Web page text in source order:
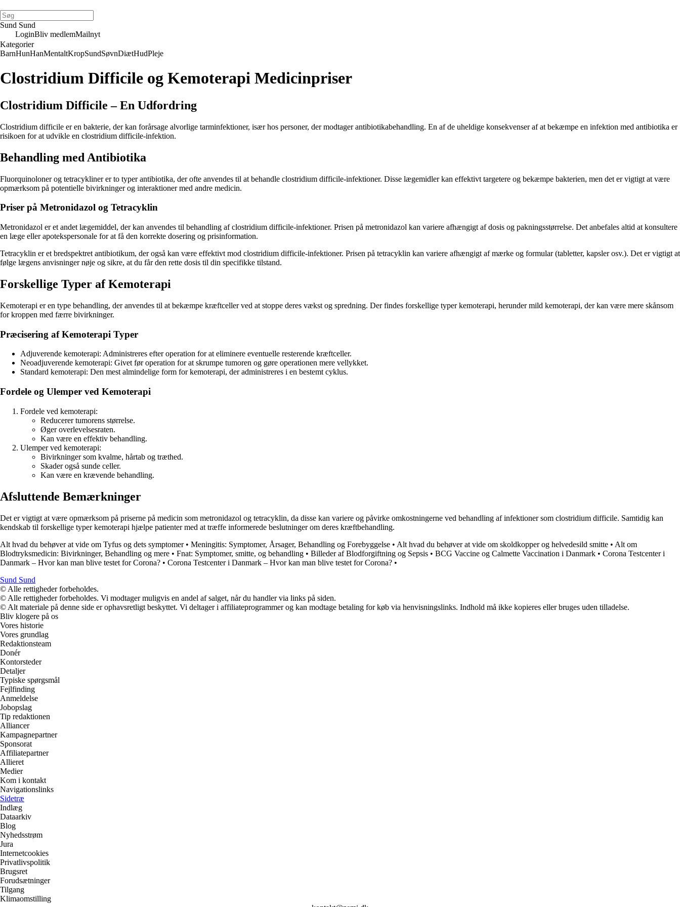
Sund Sund
LoginBliv medlemMailnyt
Kategorier
BarnHunHanMentaltKropSundSøvnDiætHudPleje
Clostridium Difficile og Kemoterapi Medicinpriser
Clostridium Difficile – En Udfordring
Clostridium difficile er en bakterie, der kan forårsage alvorlige tarminfektioner, især hos personer, der modtager antibiotikabehandling. En af de uheldige konsekvenser af at bekæmpe en infektion med antibiotika er
risikoen for at udvikle en clostridium difficile-infektion.
Behandling med Antibiotika
Fluorquinoloner og tetracykliner er to typer antibiotika, der ofte anvendes til at behandle clostridium difficile-infektioner. Disse lægemidler kan effektivt targetere og bekæmpe bakterien, men det er vigtigt at være
opmærksom på potentielle bivirkninger og interaktioner med andre medicin.
Priser på Metronidazol og Tetracyklin
Metronidazol er et andet lægemiddel, der kan anvendes til behandling af clostridium difficile-infektioner. Prisen på metronidazol kan variere afhængigt af dosis og pakningsstørrelse. Det anbefales altid at konsultere
en læge eller apotekspersonale for at få den korrekte dosering og prisinformation.
Tetracyklin er et bredspektret antibiotikum, der også kan være effektivt mod clostridium difficile-infektioner. Prisen på tetracyklin kan variere afhængigt af mærke og formular (tabletter, kapsler osv.). Det er vigtigt at
følge lægens anvisninger nøje og sikre, at du får den rette dosis til din specifikke tilstand.
Forskellige Typer af Kemoterapi
Kemoterapi er en type behandling, der anvendes til at bekæmpe kræftceller ved at stoppe deres vækst og spredning. Der findes forskellige typer kemoterapi, herunder mild kemoterapi, der kan være mere skånsom
for kroppen med færre bivirkninger.
Præcisering af Kemoterapi Typer
Adjuverende kemoterapi: Administreres efter operation for at eliminere eventuelle resterende kræftceller.
Neoadjuverende kemoterapi: Givet før operation for at skrumpe tumoren og gøre operationen mere vellykket.
Standard kemoterapi: Den mest almindelige form for kemoterapi, der administreres i en bestemt cyklus.
Fordele og Ulemper ved Kemoterapi
Fordele ved kemoterapi:
Reducerer tumorens størrelse.
Øger overlevelsesraten.
Kan være en effektiv behandling.
Ulemper ved kemoterapi:
Bivirkninger som kvalme, hårtab og træthed.
Skader også sunde celler.
Kan være en krævende behandling.
Afsluttende Bemærkninger
Det er vigtigt at være opmærksom på priserne på medicin som metronidazol og tetracyklin, da disse kan variere og påvirke omkostningerne ved behandling af infektioner som clostridium difficile. Samtidig kan
kendskab til forskellige typer kemoterapi hjælpe patienter med at træffe informerede beslutninger om deres kræftbehandling.
Alt hvad du behøver at vide om Tyfus og dets symptomer• Meningitis: Symptomer, Årsager, Behandling og Forebyggelse • Alt hvad du behøver at vide om skoldkopper og helvedesild smitte • Alt om
Blodtryksmedicin: Bivirkninger, Behandling og mere • Fnat: Symptomer, smitte, og behandling • Billeder af Blodforgiftning og Sepsis • BCG Vaccine og Calmette Vaccination i Danmark • Corona Testcenter i
Danmark – Hvor kan man blive testet for Corona? • Corona Testcenter i Danmark – Hvor kan man blive testet for Corona? •
Sund Sund
© Alle rettigheder forbeholdes.
© Alle rettigheder forbeholdes. Vi modtager muligvis en andel af salget, når du handler via links på siden.
© Alt materiale på denne side er ophavsretligt beskyttet. Vi deltager i affiliateprogrammer og kan modtage betaling for køb via henvisningslinks. Indhold må ikke kopieres eller bruges uden tilladelse.
Bliv klogere på os
Vores historie
Vores grundlag
Redaktionsteam
Donér
Kontorsteder
Detaljer
Typiske spørgsmål
Fejlfinding
Anmeldelse
Jobopslag
Tip redaktionen
Alliancer
Kampagnepartner
Sponsorat
Affiliatepartner
Allieret
Medier
Kom i kontakt
Navigationslinks
Sidetræ
Indlæg
Dataarkiv
Blog
Nyhedsstrøm
Jura
Internetcookies
Privatlivspolitik
Brugsret
Forudsætninger
Tilgang
Klimaomstilling